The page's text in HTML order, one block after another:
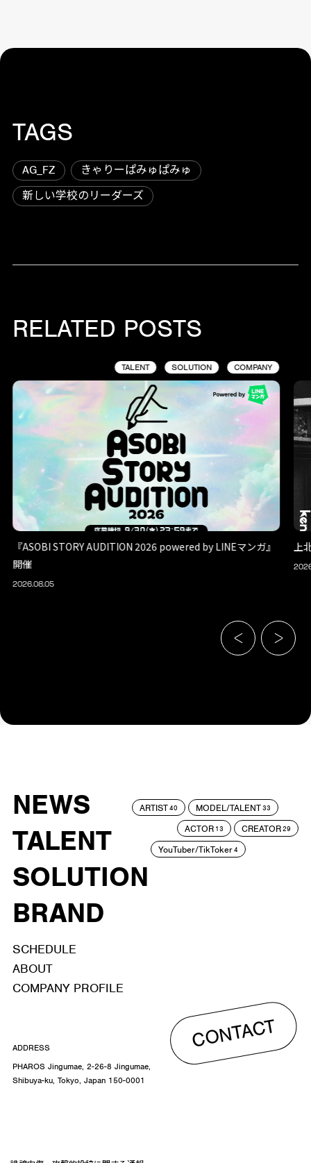
TAGS
AG_FZ
きゃりーぱみゅぱみゅ
新しい学校のリーダーズ
RELATED POSTS
TALENT SOLUTION COMPANY
『ASOBI STORY AUDITION 2026 powered by LINEマンガ』
開催
2026.08.05
上
NEWS
TALENT
SOLUTION
BRAND
ARTIST40 MODEL/TALENT33
ACTOR 13 CREATOR29
YouTuber/TikToker4
SCHEDULE
ABOUT
COMPANY PROFILE
CONTACT
ADDRESS
PHAROS Jingumae, 2-26-8 Jingumae,
Shibuya-ku, Tokyo, Japan 150-0001